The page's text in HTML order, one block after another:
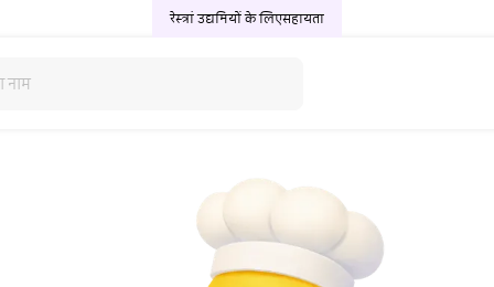
रेस्त्रां उद्यमियों के लिएसहायता